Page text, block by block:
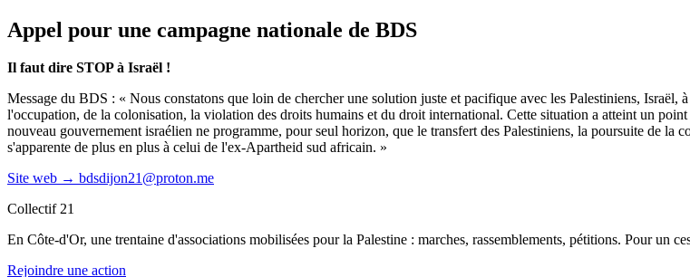
Appel pour une campagne nationale de BDS
Il faut dire STOP à Israël !
Message du BDS : « Nous constatons que loin de chercher une solution juste et pacifique avec les Palestiniens, Israël,
l'occupation, de la colonisation, la violation des droits humains et du droit international. Cette situation a atteint un
nouveau gouvernement israélien ne programme, pour seul horizon, que le transfert des Palestiniens, la poursuite de
s'apparente de plus en plus à celui de l'ex-Apartheid sud africain. »
Site web → bdsdijon21@proton.me
Collectif 21
En Côte-d'Or, une trentaine d'associations mobilisées pour la Palestine : marches, rassemblements, pétitions. Pour un
Rejoindre une action